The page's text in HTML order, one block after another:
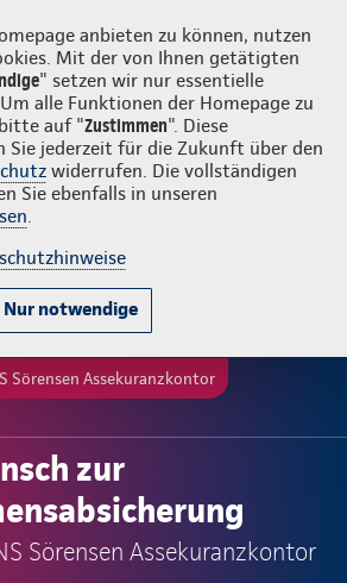
anbieten zu können, nutzen
Mit der von Ihnen getätigten
" setzen wir nur essentielle
alle Funktionen der Homepage zu
auf "Zustimmen". Diese
Sie jederzeit für die Zukunft über den
widerrufen. Die vollständigen
Sie ebenfalls in unseren
.
Nur notwendige
Login
Sörensen Assekuranzkontor
zur
Sörensen Assekuranzkontor